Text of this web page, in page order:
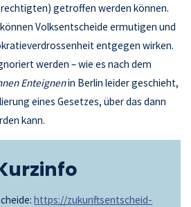
getroffen werden können.
Volksentscheide ermutigen und
entgegen wirken.
werden – wie es nach dem
Enteignenin Berlin leider geschieht,
eines Gesetzes, über das dann
kann.
https://zukunftsentscheid-